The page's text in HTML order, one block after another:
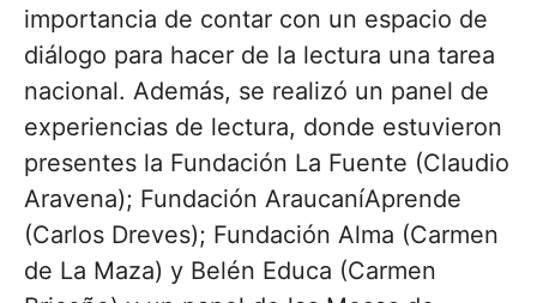
importancia de contar con un espacio de
diálogo para hacer de la lectura una tarea
nacional. Además, se realizó un panel de
experiencias de lectura, donde estuvieron
presentes la Fundación La Fuente (Claudio
Aravena); Fundación AraucaníAprende
(Carlos Dreves); Fundación Alma (Carmen
de La Maza) y Belén Educa (Carmen